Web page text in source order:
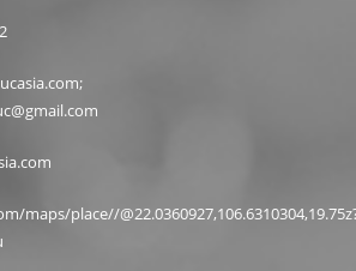
maps/place//